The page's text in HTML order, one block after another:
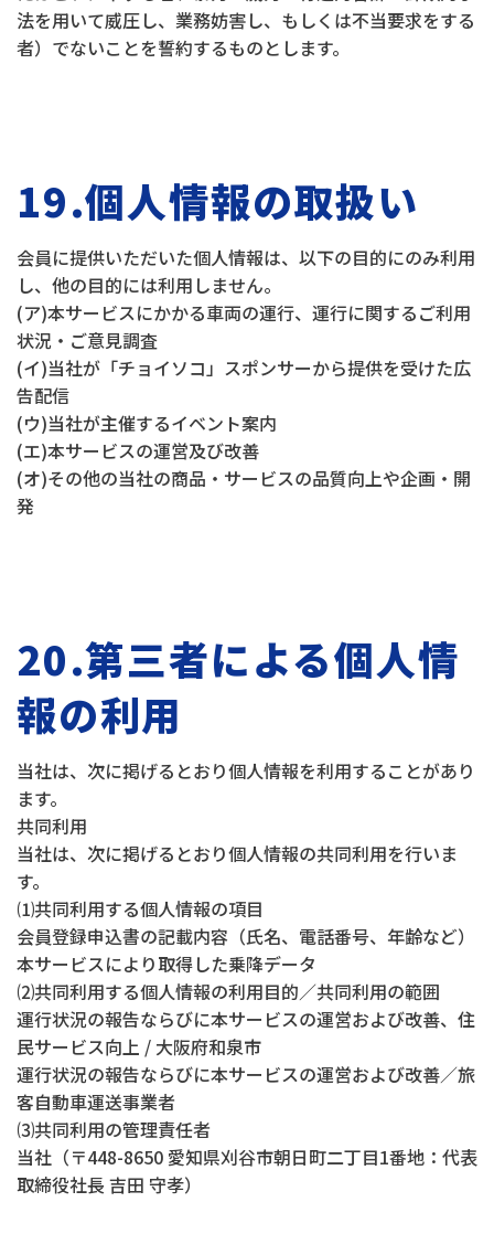
法を用いて威圧し、業務妨害し、もしくは不当要求をする
者）でないことを誓約するものとします。
19.個人情報の取扱い
会員に提供いただいた個人情報は、以下の目的にのみ利用
し、他の目的には利用しません。
(ア)本サービスにかかる車両の運行、運行に関するご利用
状況・ご意見調査
(イ)当社が「チョイソコ」スポンサーから提供を受けた広
告配信
(ウ)当社が主催するイベント案内
(エ)本サービスの運営及び改善
(オ)その他の当社の商品・サービスの品質向上や企画・開
発
20.第三者による個人情
報の利用
当社は、次に掲げるとおり個人情報を利用することがあり
ます。
共同利用
当社は、次に掲げるとおり個人情報の共同利用を行いま
す。
⑴共同利用する個人情報の項目
会員登録申込書の記載内容（氏名、電話番号、年齢など）
本サービスにより取得した乗降データ
⑵共同利用する個人情報の利用目的／共同利用の範囲
運行状況の報告ならびに本サービスの運営および改善、住
民サービス向上 / 大阪府和泉市
運行状況の報告ならびに本サービスの運営および改善／旅
客自動車運送事業者
⑶共同利用の管理責任者
当社（〒448-8650 愛知県刈谷市朝日町二丁目1番地：代表
取締役社長 吉田 守孝）